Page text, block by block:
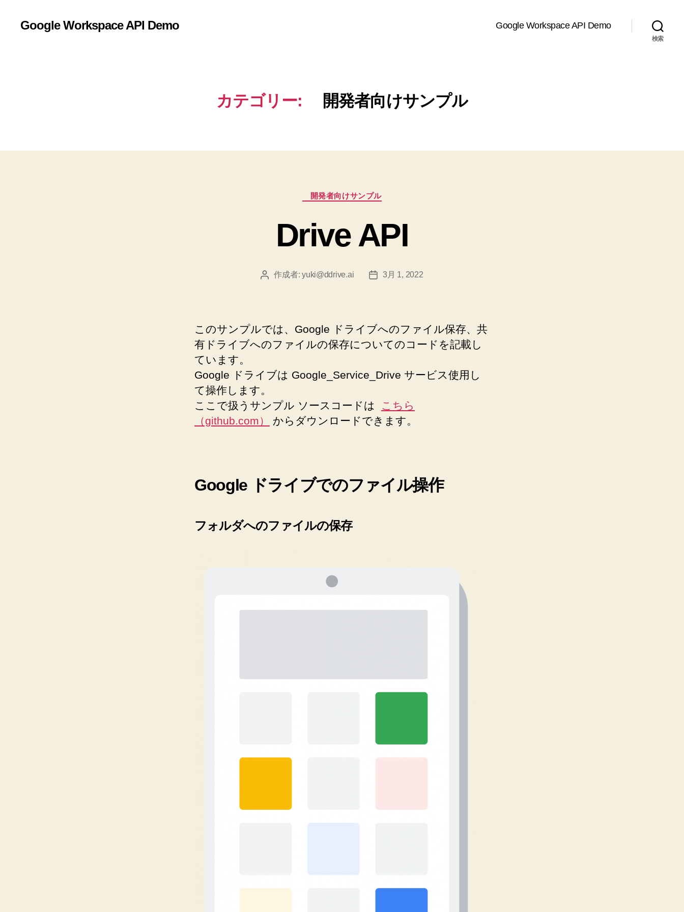
Google Workspace API Demo Google Workspace API Demo
検索
カテゴリー: 開発者向けサンプル
カ
テ
ー
開発者向けサンプル
Drive API
投
作成者:yuki@ddrive.ai
投
3月 1, 2022
このサンプルでは、Google ドライブへのファイル保存、共
有ドライブへのファイルの保存についてのコードを記載し
ています。
Google ドライブは Google_Service_Drive サービス使用し
て操作します。
ここで扱うサンプル ソースコードは
こちら
（github.com）
からダウンロードできます。
Google ドライブでのファイル操作
フォルダへのファイルの保存